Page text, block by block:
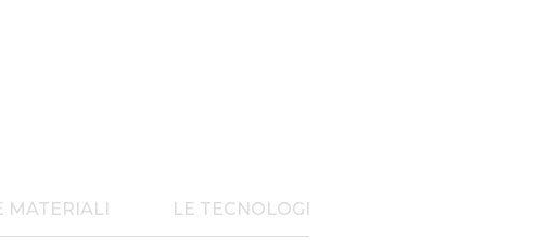
MATERIALI LE TECNOLOGIE UTECO